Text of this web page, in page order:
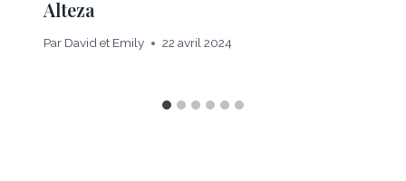
Alteza
Par David et Emily 22 avril 2024